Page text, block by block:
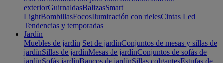
exteriorGuirnaldasBalizasSmart
LightBombillasFocosIluminación con rielesCintas Led
Tendencias y temporadas
Jardín
Muebles de jardín Set de jardínConjuntos de mesas y sillas de
jardínSillas de jardínMesas de jardínConjuntos de sofás de
jardínSofás jardínBancos de jardínSillas colgantesEstufas de